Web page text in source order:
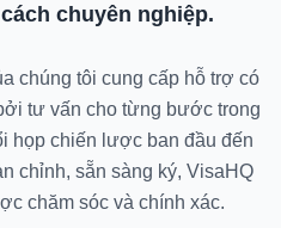
chuyên nghiệp.
chúng tôi cung cấp hỗ trợ có
tư vấn cho từng bước trong
họp chiến lược ban đầu đến
chỉnh, sẵn sàng ký, VisaHQ
chăm sóc và chính xác.